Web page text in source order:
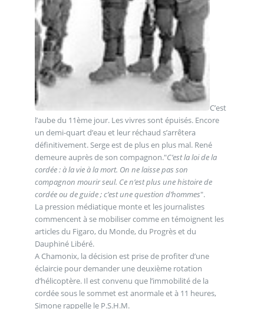
C’est
l’aube du 11ème jour. Les vivres sont épuisés. Encore
un demi-quart d’eau et leur réchaud s’arrêtera
définitivement. Serge est de plus en plus mal. René
demeure auprès de son compagnon."C’est la loi de la
cordée : à la vie à la mort. On ne laisse pas son
compagnon mourir seul. Ce n’est plus une histoire de
cordée ou de guide ; c’est une question d’hommes".
La pression médiatique monte et les journalistes
commencent à se mobiliser comme en témoignent les
articles du Figaro, du Monde, du Progrès et du
Dauphiné Libéré.
A Chamonix, la décision est prise de profiter d’une
éclaircie pour demander une deuxième rotation
d’hélicoptère. Il est convenu que l’immobilité de la
cordée sous le sommet est anormale et à 11 heures,
Simone rappelle le P.S.H.M.